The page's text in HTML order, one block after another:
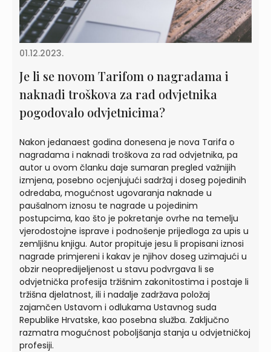
01.12.2023.
Je li se novom Tarifom o nagradama i
naknadi troškova za rad odvjetnika
pogodovalo odvjetnicima?
Nakon jedanaest godina donesena je nova Tarifa o
nagradama i naknadi troškova za rad odvjetnika, pa
autor u ovom članku daje sumaran pregled važnijih
izmjena, posebno ocjenjujući sadržaj i doseg pojedinih
odredaba, mogućnost ugovaranja naknade u
paušalnom iznosu te nagrade u pojedinim
postupcima, kao što je pokretanje ovrhe na temelju
vjerodostojne isprave i podnošenje prijedloga za upis u
zemljišnu knjigu. Autor propituje jesu li propisani iznosi
nagrade primjereni i kakav je njihov doseg uzimajući u
obzir neopredijeljenost u stavu podvrgava li se
odvjetnička profesija tržišnim zakonitostima i postaje li
tržišna djelatnost, ili i nadalje zadržava položaj
zajamčen Ustavom i odlukama Ustavnog suda
Republike Hrvatske, kao posebna služba. Zaključno
razmatra mogućnost poboljšanja stanja u odvjetničkoj
profesiji.